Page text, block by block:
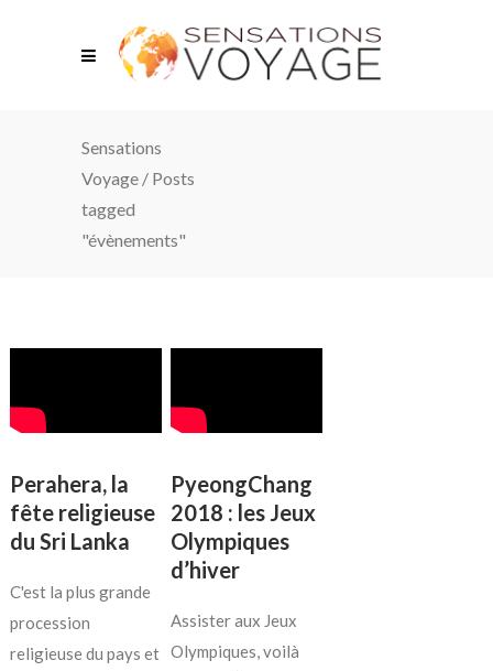
Sensations
Voyage / Posts
tagged
"évènements"
Perahera, la
fête religieuse
du Sri Lanka
C'est la plus grande
procession
religieuse du pays et
PyeongChang
2018 : les Jeux
Olympiques
d’hiver
Assister aux Jeux
Olympiques, voilà